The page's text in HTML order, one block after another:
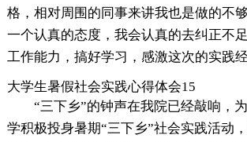
格，相对周围的同事来讲我也是做的不
一个认真的态度，我会认真的去纠正不
工作能力，搞好学习，感激这次的实践经
大学生暑假社会实践心得体会15
“三下乡”的钟声在我院已经敲响，
学积极投身暑期“三下乡”社会实践活动